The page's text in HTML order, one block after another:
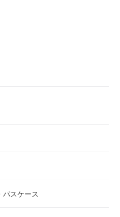
パスケース